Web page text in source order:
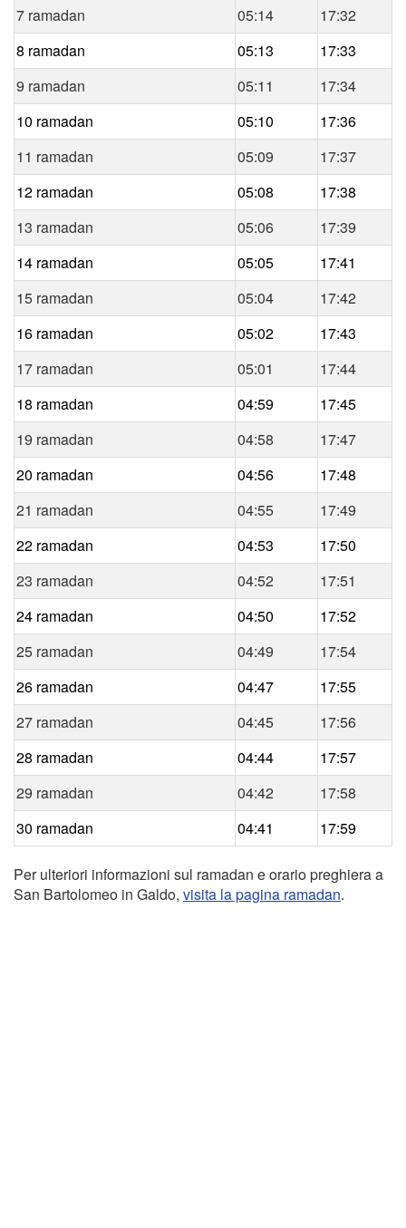
7 ramadan 05:14
17:32
8 ramadan
05:13
17:33
9 ramadan
05:11
17:34
10 ramadan
05:10
17:36
11 ramadan
05:09
17:37
12 ramadan
05:08
17:38
13 ramadan
05:06
17:39
14 ramadan
05:05
17:41
15 ramadan
05:04
17:42
16 ramadan
05:02
17:43
17 ramadan
05:01
17:44
18 ramadan
04:59
17:45
19 ramadan
04:58
17:47
20 ramadan
04:56
17:48
21 ramadan
04:55
17:49
22 ramadan
04:53
17:50
23 ramadan
04:52
17:51
24 ramadan
04:50
17:52
25 ramadan
04:49
17:54
26 ramadan
04:47
17:55
27 ramadan
04:45
17:56
28 ramadan
04:44
17:57
29 ramadan
04:42
17:58
30 ramadan
04:41 17:59
Per ulteriori informazioni sul ramadan e orario preghiera a
San Bartolomeo in Galdo, visita la pagina ramadan.